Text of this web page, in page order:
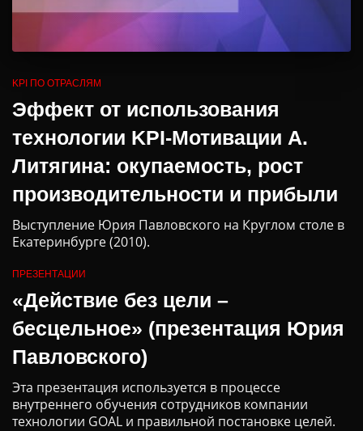
KPI ПО ОТРАСЛЯМ
Эффект от использования
технологии KPI-Мотивации А.
Литягина: окупаемость, рост
производительности и прибыли
Выступление Юрия Павловского на Круглом столе в
Екатеринбурге (2010).
ПРЕЗЕНТАЦИИ
«Действие без цели –
бесцельное» (презентация Юрия
Павловского)
Эта презентация используется в процессе
внутреннего обучения сотрудников компании
технологии GOAL и правильной постановке целей.